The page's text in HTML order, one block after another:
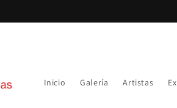
Inicio Galería Artistas